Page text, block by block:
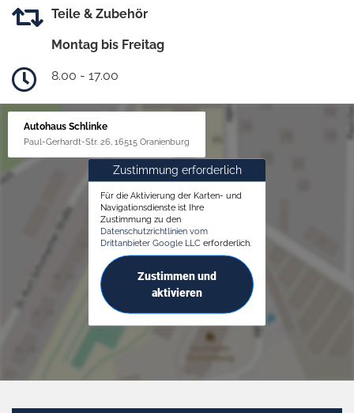
Teile & Zubehör
Montag bis Freitag
8.00 - 17.00
Autohaus Schlinke
Paul-Gerhardt-Str. 26, 16515 Oranienburg
Zustimmung erforderlich
Für die Aktivierung der Karten- und
Navigationsdienste ist Ihre
Zustimmung zu den
Datenschutzrichtlinien vom
Drittanbieter Google LLC erforderlich.
Zustimmen und
aktivieren